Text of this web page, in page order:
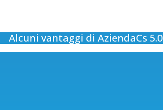
Alcuni vantaggi di AziendaCs 5.0